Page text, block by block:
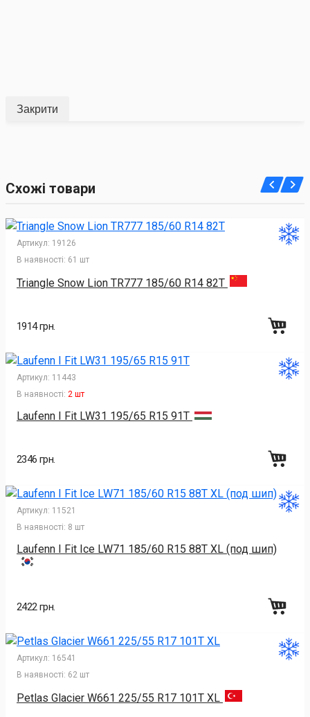
Закрити
Схожі товари
Артикул: 19126
В наявності: 61 шт
Triangle Snow Lion TR777 185/60 R14 82T
1914 грн.
Артикул: 11443
В наявності: 2 шт
Laufenn I Fit LW31 195/65 R15 91T
2346 грн.
Артикул: 11521
В наявності: 8 шт
Laufenn I Fit Ice LW71 185/60 R15 88T XL (под шип)
2422 грн.
Артикул: 16541
В наявності: 62 шт
Petlas Glacier W661 225/55 R17 101T XL